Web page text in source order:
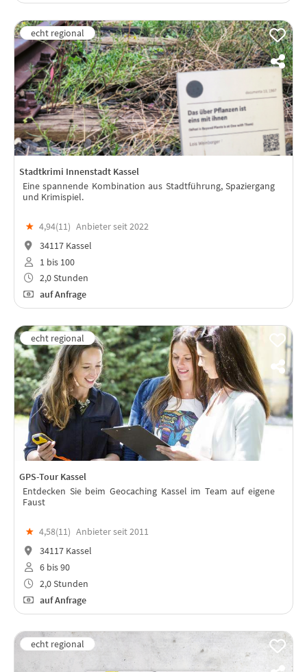
Stadtkrimi Innenstadt Kassel
Eine spannende Kombination aus Stadtführung, Spaziergang
und Krimispiel.
★ 4,94(11) Anbieter seit 2022
34117 Kassel
1 bis 100
2,0 Stunden
auf Anfrage
GPS-Tour Kassel
Entdecken Sie beim Geocaching Kassel im Team auf eigene
Faust
★ 4,58(11) Anbieter seit 2011
34117 Kassel
6 bis 90
2,0 Stunden
auf Anfrage